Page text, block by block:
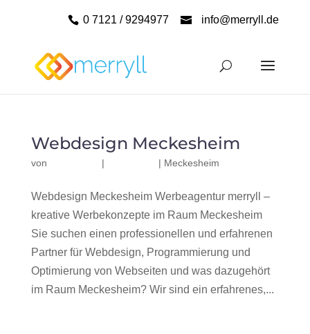
0 7121 / 9294977 info@merryll.de
Webdesign Meckesheim
von | | Meckesheim
Webdesign Meckesheim Werbeagentur merryll –
kreative Werbekonzepte im Raum Meckesheim
Sie suchen einen professionellen und erfahrenen
Partner für Webdesign, Programmierung und
Optimierung von Webseiten und was dazugehört
im Raum Meckesheim? Wir sind ein erfahrenes,...